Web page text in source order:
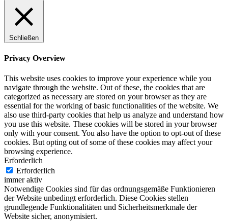
Schließen
Privacy Overview
This website uses cookies to improve your experience while you
navigate through the website. Out of these, the cookies that are
categorized as necessary are stored on your browser as they are
essential for the working of basic functionalities of the website. We
also use third-party cookies that help us analyze and understand how
you use this website. These cookies will be stored in your browser
only with your consent. You also have the option to opt-out of these
cookies. But opting out of some of these cookies may affect your
browsing experience.
Erforderlich
Erforderlich
immer aktiv
Notwendige Cookies sind für das ordnungsgemäße Funktionieren
der Website unbedingt erforderlich. Diese Cookies stellen
grundlegende Funktionalitäten und Sicherheitsmerkmale der
Website sicher, anonymisiert.